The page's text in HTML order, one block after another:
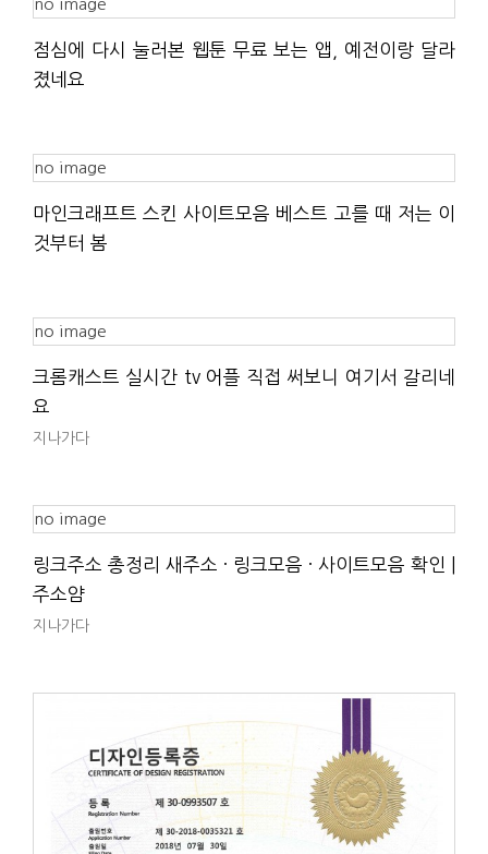
no image
점심에 다시 눌러본 웹툰 무료 보는 앱, 예전이랑 달라
졌네요
no image
마인크래프트 스킨 사이트모음 베스트 고를 때 저는 이
것부터 봄
no image
크롬캐스트 실시간 tv 어플 직접 써보니 여기서 갈리네
요
지나가다
no image
링크주소 총정리 새주소 · 링크모음 · 사이트모음 확인 |
주소얌
지나가다